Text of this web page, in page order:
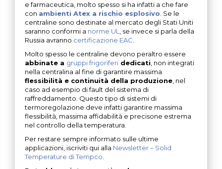
e farmaceutica, molto spesso si ha infatti a che fare
con ambienti Atex a rischio esplosivo . Se le
centraline sono destinate al mercato degli Stati Uniti
saranno conformi a norme UL
, se invece si parla della
Russia avranno certificazione EAC
Molto spesso le centraline devono peraltro essere
abbinate a gruppi frigoriferi dedicati , non integrati
nella centralina al fine di garantire massima
flessibilità e continuità della produzione , nel
caso ad esempio di fault del sistema di
raffreddamento. Questo tipo di sistemi di
termoregolazione deve infatti garantire massima
flessibilità, massima affidabilità e precisone estrema
nel controllo della temperatura.
Per restare sempre informato sulle ultime
applicazioni, iscriviti qui alla Newsletter – Solid
Temperature di Tempco